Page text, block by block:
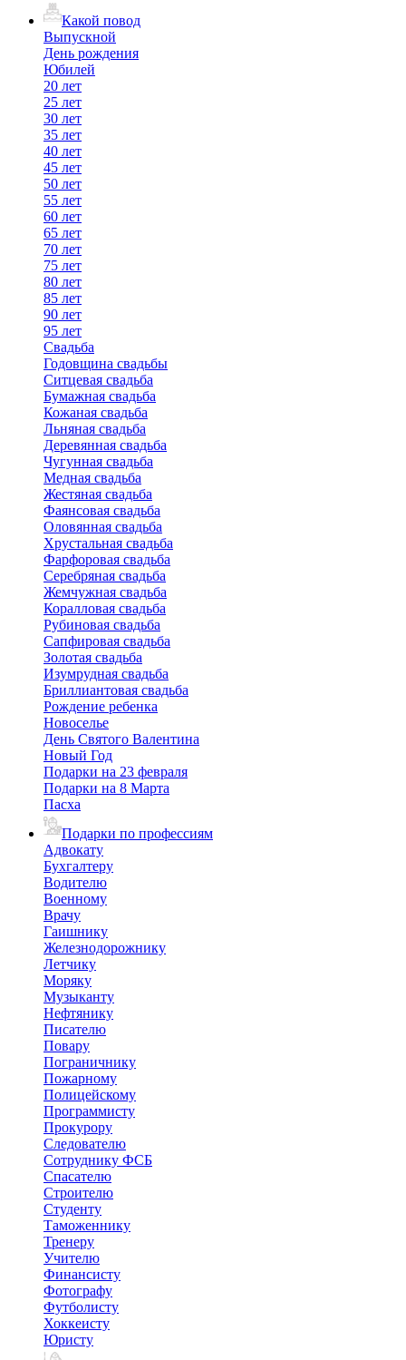
Какой повод
Выпускной
День рождения
Юбилей
20 лет
25 лет
30 лет
35 лет
40 лет
45 лет
50 лет
55 лет
60 лет
65 лет
70 лет
75 лет
80 лет
85 лет
90 лет
95 лет
Свадьба
Годовщина свадьбы
Ситцевая свадьба
Бумажная свадьба
Кожаная свадьба
Льняная свадьба
Деревянная свадьба
Чугунная свадьба
Медная свадьба
Жестяная свадьба
Фаянсовая свадьба
Оловянная свадьба
Хрустальная свадьба
Фарфоровая свадьба
Серебряная свадьба
Жемчужная свадьба
Коралловая свадьба
Рубиновая свадьба
Сапфировая свадьба
Золотая свадьба
Изумрудная свадьба
Бриллиантовая свадьба
Рождение ребенка
Новоселье
День Святого Валентина
Новый Год
Подарки на 23 февраля
Подарки на 8 Марта
Пасха
Подарки по профессиям
Адвокату
Бухгалтеру
Водителю
Военному
Врачу
Гаишнику
Железнодорожнику
Летчику
Моряку
Музыканту
Нефтянику
Писателю
Повару
Пограничнику
Пожарному
Полицейскому
Программисту
Прокурору
Следователю
Сотруднику ФСБ
Спасателю
Строителю
Студенту
Таможеннику
Тренеру
Учителю
Финансисту
Фотографу
Футболисту
Хоккеисту
Юристу